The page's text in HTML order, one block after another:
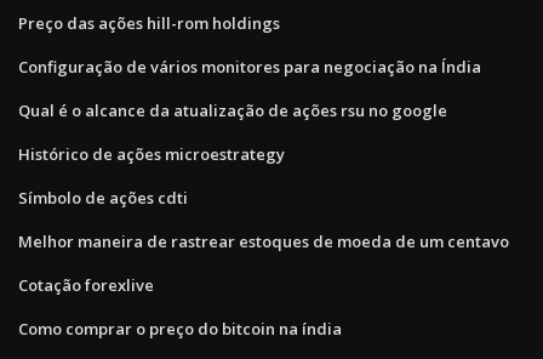
Preço das ações hill-rom holdings
Configuração de vários monitores para negociação na Índia
Qual é o alcance da atualização de ações rsu no google
Histórico de ações microestrategy
Símbolo de ações cdti
Melhor maneira de rastrear estoques de moeda de um centavo
Cotação forexlive
Como comprar o preço do bitcoin na índia